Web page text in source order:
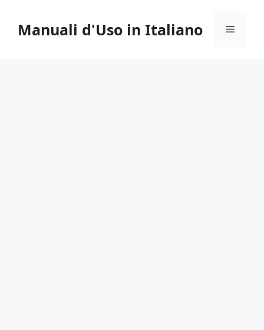
contenuto
Manuali d'Uso in Italiano Menu